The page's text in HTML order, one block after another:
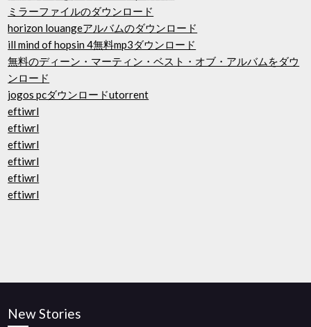
ミラーファイルのダウンロード
horizo​​n louangeアルバムのダウンロード
ill mind of hopsin 4無料mp3ダウンロード
無料のディーン・マーティン・ベスト・オブ・アルバムをダウ
ンロード
jogos pcダウンロードutorrent
eftiwrl
eftiwrl
eftiwrl
eftiwrl
eftiwrl
eftiwrl
New Stories